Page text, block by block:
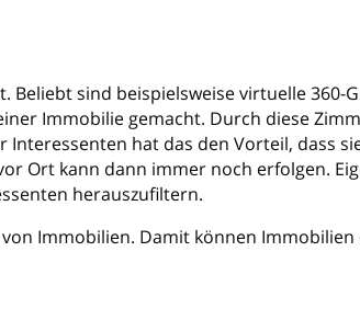
sind beispielsweise virtuelle 360-
Immobilie gemacht. Durch diese
hat das den Vorteil, dass
Ort kann dann immer noch erfolgen.
herauszufiltern.
Immobilien. Damit können